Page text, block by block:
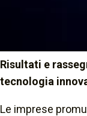
Risultati e
tecnologia
Le imprese